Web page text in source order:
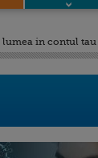
lumea in contul tau